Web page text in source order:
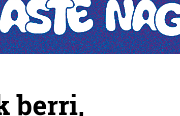
berri,